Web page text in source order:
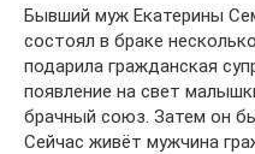
Бывший муж Екатерины
состоял в браке
подарила гражданская
появление на свет
брачный союз. Затем он
Сейчас живёт мужчина